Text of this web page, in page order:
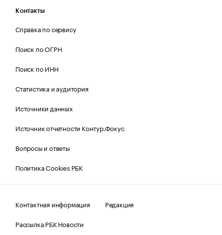
Контакты
Справка по сервису
Поиск по ОГРН
Поиск по ИНН
Статистика и аудитория
Источники данных
Источник отчетности Контур.Фокус
Вопросы и ответы
Политика Cookies РБК
Контактная информация
Редакция
Рассылка РБК Новости